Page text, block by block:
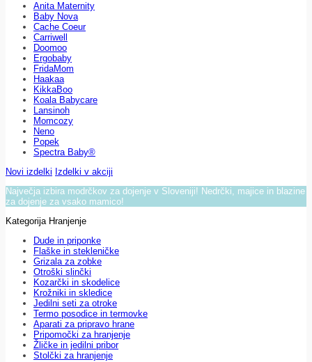
Anita Maternity
Baby Nova
Cache Coeur
Carriwell
Doomoo
Ergobaby
FridaMom
Haakaa
KikkaBoo
Koala Babycare
Lansinoh
Momcozy
Neno
Popek
Spectra Baby®
Novi izdelki Izdelki v akciji
Največja izbira modrčkov za dojenje v Sloveniji! Nedrčki, majice in blazine
za dojenje za vsako mamico!
Kategorija Hranjenje
Dude in priponke
Flaške in stekleničke
Grizala za zobke
Otroški slinčki
Kozarčki in skodelice
Krožniki in skledice
Jedilni seti za otroke
Termo posodice in termovke
Aparati za pripravo hrane
Pripomočki za hranjenje
Žličke in jedilni pribor
Stolčki za hranjenje